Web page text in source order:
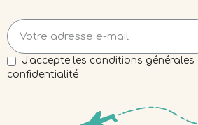
J'accepte les conditions
confidentialité